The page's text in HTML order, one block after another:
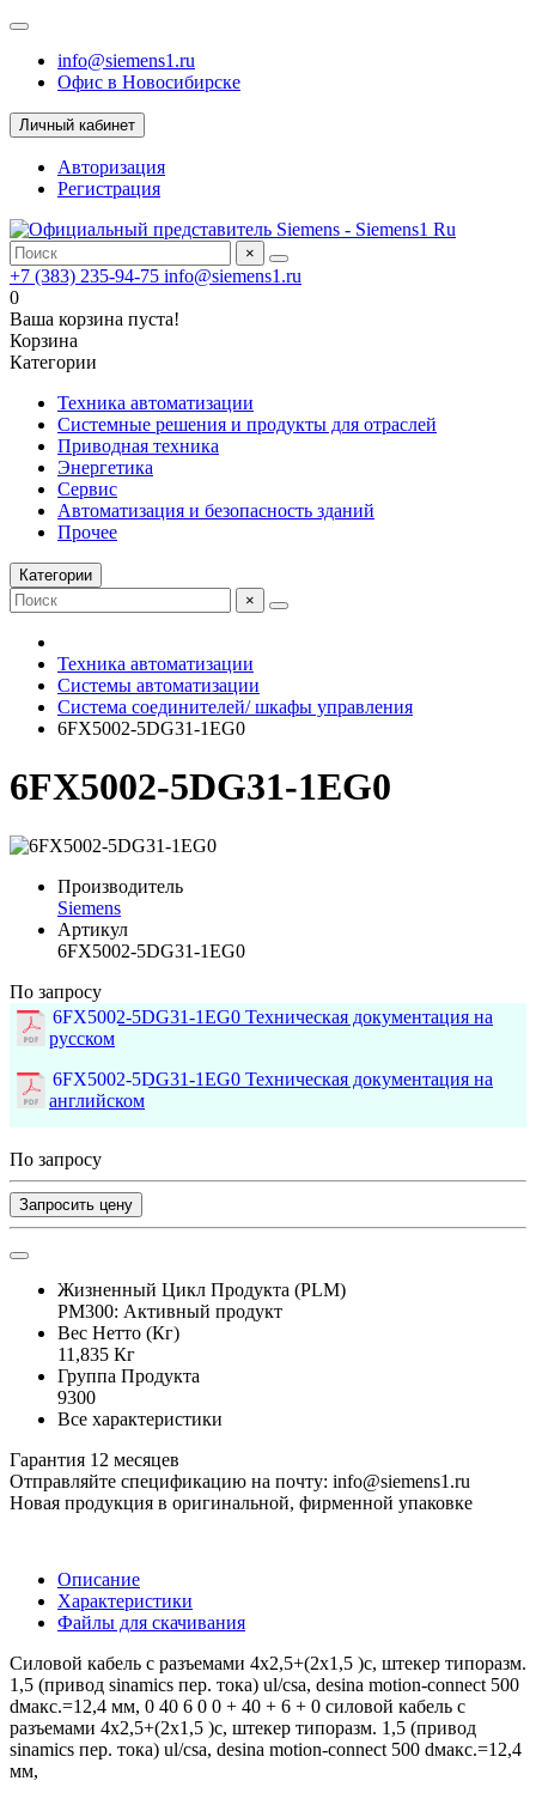
info@siemens1.ru
Офис в Новосибирске
Личный кабинет
Авторизация
Регистрация
×
+7 (383) 235-94-75 info@siemens1.ru
0
Ваша корзина пуста!
Корзина
Категории
Техника автоматизации
Системные решения и продукты для отраслей
Приводная техника
Энергетика
Сервис
Автоматизация и безопасность зданий
Прочее
Категории
×
Техника автоматизации
Системы автоматизации
Система соединителей/ шкафы управления
6FX5002-5DG31-1EG0
6FX5002-5DG31-1EG0
Производитель
Siemens
Артикул
6FX5002-5DG31-1EG0
По запросу
6FX5002-5DG31-1EG0 Техническая документация на
русском
6FX5002-5DG31-1EG0 Техническая документация на
английском
По запросу
Запросить цену
Жизненный Цикл Продукта (PLM)
PM300: Активный продукт
Вес Нетто (Кг)
11,835 Кг
Группа Продукта
9300
Все характеристики
Гарантия 12 месяцев
Отправляйте спецификацию на почту: info@siemens1.ru
Новая продукция в оригинальной, фирменной упаковке
Описание
Характеристики
Файлы для скачивания
Силовой кабель с разъемами 4x2,5+(2x1,5 )c, штекер типоразм.
1,5 (привод sinamics пер. тока) ul/csa, desina motion-connect 500
dмакс.=12,4 мм, 0 40 6 0 0 + 40 + 6 + 0 силовой кабель с
разъемами 4x2,5+(2x1,5 )c, штекер типоразм. 1,5 (привод
sinamics пер. тока) ul/csa, desina motion-connect 500 dмакс.=12,4
мм,